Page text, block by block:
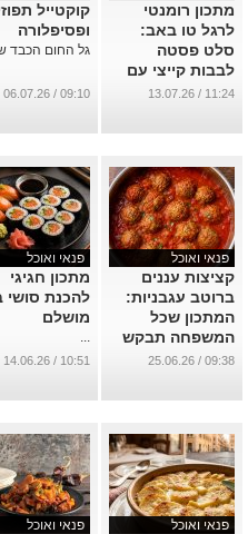
מתכון רומנטי
לרגל טו באב:
סלט פסטה
לבבות קייצי עם
אפרסקים,
...
11:24 / 13.07.26
קוקטייל
ופסיפלורה
גל החום הכבד
09:10 / 06.07.26
פנאי ואוכל
קציצות עננים
ברוטב עגבניות:
המתכון שכל
המשפחה תבקש
שוב ושוב
09:38 / 25.06.26
פנאי ואוכל
מתכון חגיגי
להכנת סושי
מושלם
...
10:51 / 14.06.26
פנאי ואוכל פנאי ואוכל